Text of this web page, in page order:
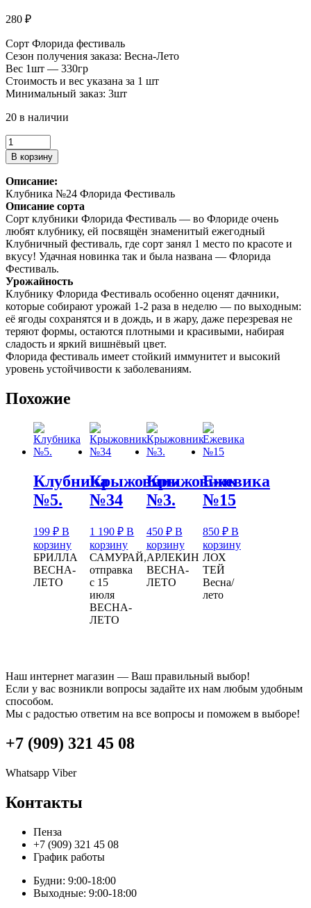
280 ₽
Сорт Флорида фестиваль
Сезон получения заказа: Весна-Лето
Вес 1шт — 330гр
Стоимость и вес указана за 1 шт
Минимальный заказ: 3шт
20 в наличии
Количество
товара
Клубника
№24
В корзину
Описание:
Клубника №24 Флорида Фестиваль
Описание сорта
Сорт клубники Флорида Фестиваль — во Флориде очень
любят клубнику, ей посвящён знаменитый ежегодный
Клубничный фестиваль, где сорт занял 1 место по красоте и
вкусу! Удачная новинка так и была названа — Флорида
Фестиваль.
Урожайность
Клубнику Флорида Фестиваль особенно оценят дачники,
которые собирают урожай 1-2 раза в неделю — по выходным:
её ягоды сохранятся и в дождь, и в жару, даже перезревая не
теряют формы, остаются плотными и красивыми, набирая
сладость и яркий вишнёвый цвет.
Флорида фестиваль имеет стойкий иммунитет и высокий
уровень устойчивости к заболеваниям.
Похожие
Клубника
№5.
199 ₽ В
корзину
БРИЛЛА
ВЕСНА-
ЛЕТО
Крыжовник
№34
1 190₽ В
корзину
САМУРАЙ,
отправка
с 15
июля
ВЕСНА-
ЛЕТО
Крыжовник
№3.
450 ₽ В
корзину
АРЛЕКИН
ВЕСНА-
ЛЕТО
Ежевика
№15
850 ₽ В
корзину
ЛОХ
ТЕЙ
Весна/
лето
Наш интернет магазин — Ваш правильный выбор!
Если у вас возникли вопросы задайте их нам любым удобным
способом.
Мы с радостью ответим на все вопросы и поможем в выборе!
+7 (909) 321 45 08
Whatsapp Viber
Контакты
Пенза
+7 (909) 321 45 08
График работы
Будни: 9:00-18:00
Выходные: 9:00-18:00